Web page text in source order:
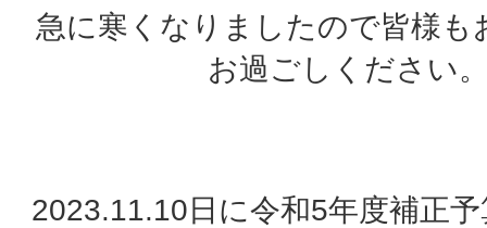
急に寒くなりましたので皆様も
お過ごしください
2023.11.10日に令和5年度補正